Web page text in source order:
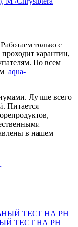
только с
карантин,
По всем
aqua-
Лучше всего
Питается
в нашем
ТЕСТ НА PH